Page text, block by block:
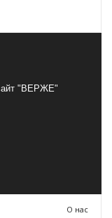
сайт "ВЕРЖЕ"
О нас